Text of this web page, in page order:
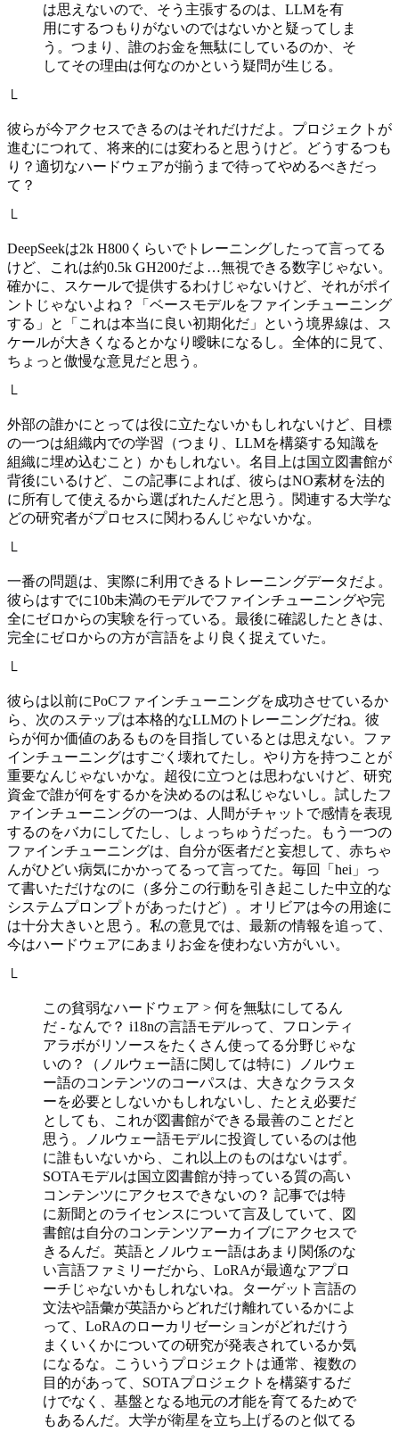
は思えないので、そう主張するのは、LLMを有
用にするつもりがないのではないかと疑ってしま
う。つまり、誰のお金を無駄にしているのか、そ
してその理由は何なのかという疑問が生じる。
└
彼らが今アクセスできるのはそれだけだよ。プロジェクトが
進むにつれて、将来的には変わると思うけど。どうするつも
り？適切なハードウェアが揃うまで待ってやめるべきだっ
て？
└
DeepSeekは2k H800くらいでトレーニングしたって言ってる
けど、これは約0.5k GH200だよ…無視できる数字じゃない。
確かに、スケールで提供するわけじゃないけど、それがポイ
ントじゃないよね？「ベースモデルをファインチューニング
する」と「これは本当に良い初期化だ」という境界線は、ス
ケールが大きくなるとかなり曖昧になるし。全体的に見て、
ちょっと傲慢な意見だと思う。
└
外部の誰かにとっては役に立たないかもしれないけど、目標
の一つは組織内での学習（つまり、LLMを構築する知識を
組織に埋め込むこと）かもしれない。名目上は国立図書館が
背後にいるけど、この記事によれば、彼らはNO素材を法的
に所有して使えるから選ばれたんだと思う。関連する大学な
どの研究者がプロセスに関わるんじゃないかな。
└
一番の問題は、実際に利用できるトレーニングデータだよ。
彼らはすでに10b未満のモデルでファインチューニングや完
全にゼロからの実験を行っている。最後に確認したときは、
完全にゼロからの方が言語をより良く捉えていた。
└
彼らは以前にPoCファインチューニングを成功させているか
ら、次のステップは本格的なLLMのトレーニングだね。彼
らが何か価値のあるものを目指しているとは思えない。ファ
インチューニングはすごく壊れてたし。やり方を持つことが
重要なんじゃないかな。超役に立つとは思わないけど、研究
資金で誰が何をするかを決めるのは私じゃないし。試したフ
ァインチューニングの一つは、人間がチャットで感情を表現
するのをバカにしてたし、しょっちゅうだった。もう一つの
ファインチューニングは、自分が医者だと妄想して、赤ちゃ
んがひどい病気にかかってるって言ってた。毎回「hei」っ
て書いただけなのに（多分この行動を引き起こした中立的な
システムプロンプトがあったけど）。オリビアは今の用途に
は十分大きいと思う。私の意見では、最新の情報を追って、
今はハードウェアにあまりお金を使わない方がいい。
└
この貧弱なハードウェア > 何を無駄にしてるん
だ - なんで？ i18nの言語モデルって、フロンティ
アラボがリソースをたくさん使ってる分野じゃな
いの？（ノルウェー語に関しては特に）ノルウェ
ー語のコンテンツのコーパスは、大きなクラスタ
ーを必要としないかもしれないし、たとえ必要だ
としても、これが図書館ができる最善のことだと
思う。ノルウェー語モデルに投資しているのは他
に誰もいないから、これ以上のものはないはず。
SOTAモデルは国立図書館が持っている質の高い
コンテンツにアクセスできないの？ 記事では特
に新聞とのライセンスについて言及していて、図
書館は自分のコンテンツアーカイブにアクセスで
きるんだ。英語とノルウェー語はあまり関係のな
い言語ファミリーだから、LoRAが最適なアプロ
ーチじゃないかもしれないね。ターゲット言語の
文法や語彙が英語からどれだけ離れているかによ
って、LoRAのローカリゼーションがどれだけう
まくいくかについての研究が発表されているか気
になるな。こういうプロジェクトは通常、複数の
目的があって、SOTAプロジェクトを構築するだ
けでなく、基盤となる地元の才能を育てるためで
もあるんだ。大学が衛星を立ち上げるのと似てる